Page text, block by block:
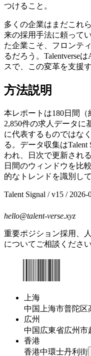
つけること。
多くの企業はまだこれ
来の採用手法に頼って
た企業こそ、フロンテ
るだろう。Talentverse
スで、この変革を支援す
方法説明
本レポートは180日間
2,850件の求人データに
に代表するものではな
る。データ収集は
われ、日次で更新され
日間のウィンドウを比
的なトレンドを識別して
Talent Signal / v15 / 2026-
hello@talent-verse.xyz
重要ポジション採用、
についてご相談ください
上海
中国上海市普陀区
広州
中国広東省広州市
香港
香港中環士丹利街